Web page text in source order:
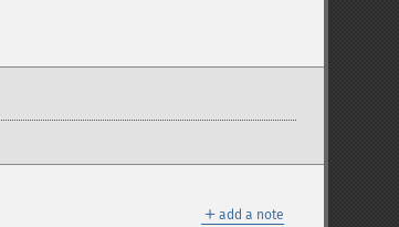
＋ add a note